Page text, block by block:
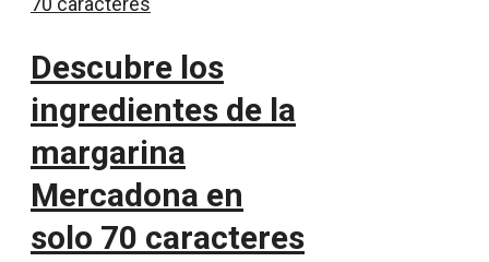
Descubre los
ingredientes de la
margarina
Mercadona en
solo 70 caracteres